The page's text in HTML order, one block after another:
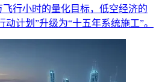
行小时的量化目标，低空经济的
动计划”升级为“十五年系统施工”。